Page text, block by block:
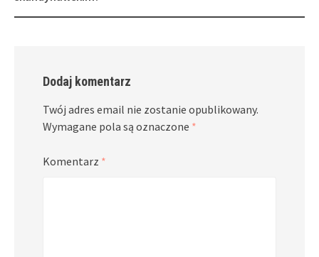
Dodaj komentarz
Twój adres email nie zostanie opublikowany.
Wymagane pola są oznaczone *
Komentarz *